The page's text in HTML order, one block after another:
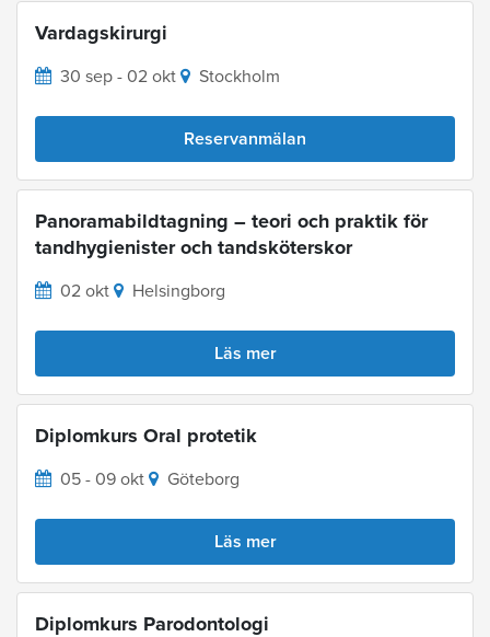
Vardagskirurgi
30 sep - 02 okt Stockholm
Reservanmälan
Panoramabildtagning – teori och praktik för
tandhygienister och tandsköterskor
02 okt Helsingborg
Läs mer
Diplomkurs Oral protetik
05 - 09 okt Göteborg
Läs mer
Diplomkurs Parodontologi